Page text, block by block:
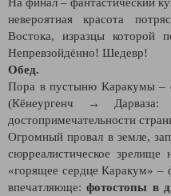
невероятная красота
Востока, изразцы которой
Непревзойдённо! Шедевр!
Обед.
Пора в пустыню Каракумы –
(Кёнеургенч →
достопримечательности
Огромный провал в земле,
сюрреалистическое
«горящее сердце Каракум»
впечатляюще:фотостопы в